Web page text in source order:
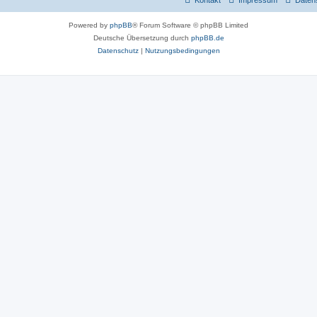
Powered by phpBB® Forum Software © phpBB Limited
Deutsche Übersetzung durch phpBB.de
Datenschutz| Nutzungsbedingungen